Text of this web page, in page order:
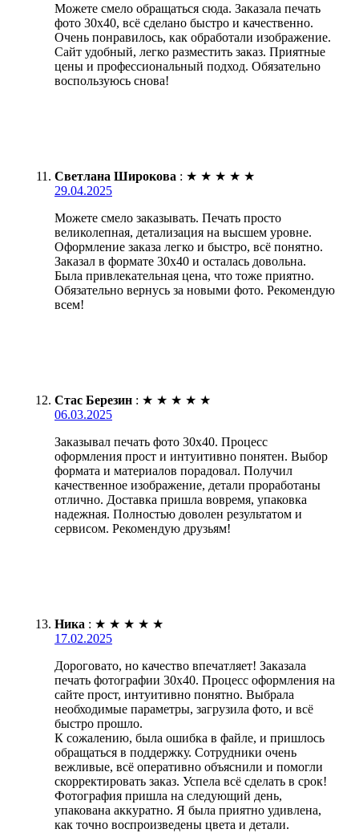
Можете смело обращаться сюда. Заказала печать
фото 30х40, всё сделано быстро и качественно.
Очень понравилось, как обработали изображение.
Сайт удобный, легко разместить заказ. Приятные
цены и профессиональный подход. Обязательно
воспользуюсь снова!
Светлана Широкова : ★ ★ ★ ★ ★
29.04.2025
Можете смело заказывать. Печать просто
великолепная, детализация на высшем уровне.
Оформление заказа легко и быстро, всё понятно.
Заказал в формате 30х40 и осталась довольна.
Была привлекательная цена, что тоже приятно.
Обязательно вернусь за новыми фото. Рекомендую
всем!
Стас Березин : ★ ★ ★ ★ ★
06.03.2025
Заказывал печать фото 30х40. Процесс
оформления прост и интуитивно понятен. Выбор
формата и материалов порадовал. Получил
качественное изображение, детали проработаны
отлично. Доставка пришла вовремя, упаковка
надежная. Полностью доволен результатом и
сервисом. Рекомендую друзьям!
Ника : ★ ★ ★ ★ ★
17.02.2025
Дороговато, но качество впечатляет! Заказала
печать фотографии 30х40. Процесс оформления на
сайте прост, интуитивно понятно. Выбрала
необходимые параметры, загрузила фото, и всё
быстро прошло.
К сожалению, была ошибка в файле, и пришлось
обращаться в поддержку. Сотрудники очень
вежливые, всё оперативно объяснили и помогли
скорректировать заказ. Успела всё сделать в срок!
Фотография пришла на следующий день,
упакована аккуратно. Я была приятно удивлена,
как точно воспроизведены цвета и детали.